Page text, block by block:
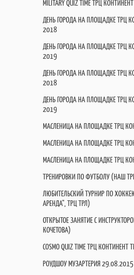
MILITARY QUIZ TIME ТРЦ
ДЕНЬ ГОРОДА НА ПЛОЩАДКЕ ТРЦ
2018
ДЕНЬ ГОРОДА НА ПЛОЩАДКЕ ТРЦ
2019
ДЕНЬ ГОРОДА НА ПЛОЩАДКЕ ТРЦ
2018
ДЕНЬ ГОРОДА НА ПЛОЩАДКЕ ТРЦ
2019
МАСЛЕНИЦА НА ПЛОЩАДКЕ ТРЦ
МАСЛЕНИЦА НА ПЛОЩАДКЕ ТРЦ
МАСЛЕНИЦА НА ПЛОЩАДКЕ ТРЦ
ТРЕНИРОВКИ ПО ФУТБОЛУ (НАШ
ЛЮБИТЕЛЬСКИЙ ТУРНИР ПО
АРЕНДА", ТРЦ ТРЛ)
ОТКРЫТОЕ ЗАНЯТИЕ С
КОЧЕТОВА)
COSMO QUIZ TIME ТРЦ
РОУДШОУ МУЗАРТЕРИЯ 29.08.2015